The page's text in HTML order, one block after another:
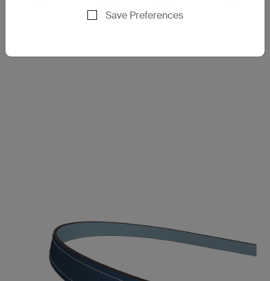
Save Preferences
它已通過內部耐用性測試，承重